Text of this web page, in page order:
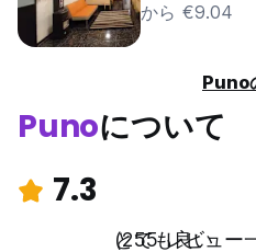
から €9.04
Puno
Punoについて
7.3
とても良い
(255 レビュー